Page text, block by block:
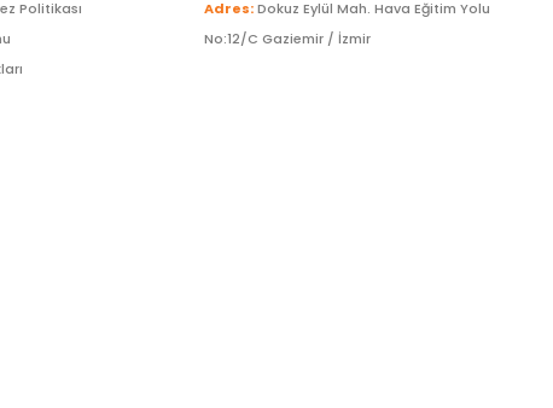
Politikası
Adres:Dokuz Eylül Mah. Hava Eğitim Yolu
No:12/C Gaziemir / İzmir